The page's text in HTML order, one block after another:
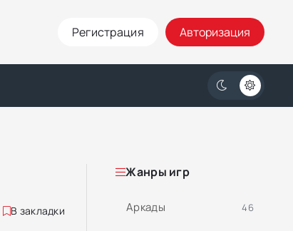
Регистрация Авторизация
В закладки
Жанры игр
Аркады 46